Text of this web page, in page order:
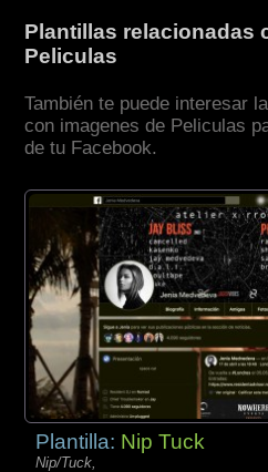
Plantillas relacionadas
Peliculas
También te puede interesar
con imagenes de Peliculas
de tu Facebook.
Plantilla: Nip Tuck
Nip/Tuck,